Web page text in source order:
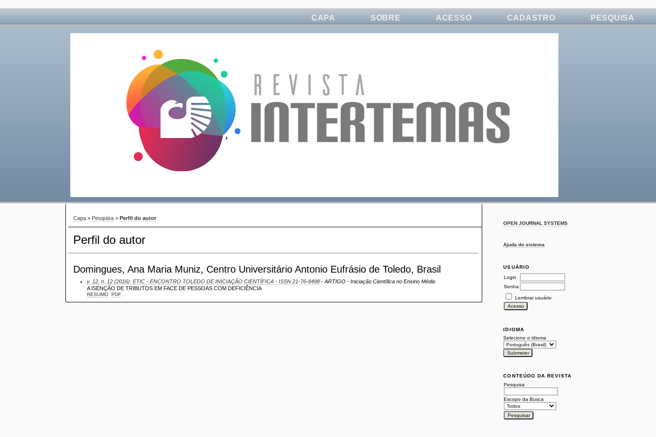
OPEN JOURNAL SYSTEMS
Ajuda do sistema
USUÁRIO
Login
Senha
Lembrar usuário
IDIOMA
Selecione o idioma
CONTEÚDO DA REVISTA
Pesquisa
Escopo da Busca
CAPA SOBRE ACESSO CADASTRO PESQUISA
Capa > Pesquisa >Perfil do autor
Perfil do autor
Domingues, Ana Maria Muniz, Centro Universitário Antonio Eufrásio de Toledo, Brasil
v. 12, n. 12 (2016): ETIC - ENCONTRO TOLEDO DE INICIAÇÃO CIENTÍFICA - ISSN 21-76-8498 - ARTIGO - Iniciação Científica no Ensino Médio
A ISENÇÃO DE TRIBUTOS EM FACE DE PESSOAS COM DEFICIÊNCIA
RESUMO PDF